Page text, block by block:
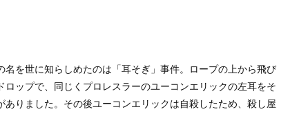
名を世に知らしめたのは「耳そぎ」事件。ロープの上から飛び
ロップで、同じくプロレスラーのユーコンエリックの左耳をそ
ありました。その後ユーコンエリックは自殺したため、殺し屋